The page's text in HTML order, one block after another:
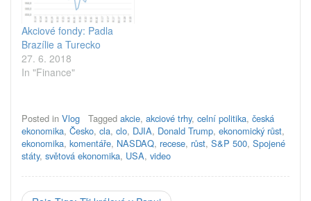
Akciové fondy: Padla
Brazílie a Turecko
27. 6. 2018
In "Finance"
Posted in Vlog Tagged akcie, akciové trhy, celní politika, česká
ekonomika, Česko, cla, clo, DJIA, Donald Trump, ekonomický růst,
ekonomika, komentáře, NASDAQ, recese, růst, S&P 500, Spojené
státy, světová ekonomika, USA, video